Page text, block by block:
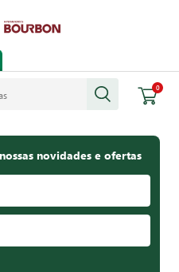
0
novidades e ofertas